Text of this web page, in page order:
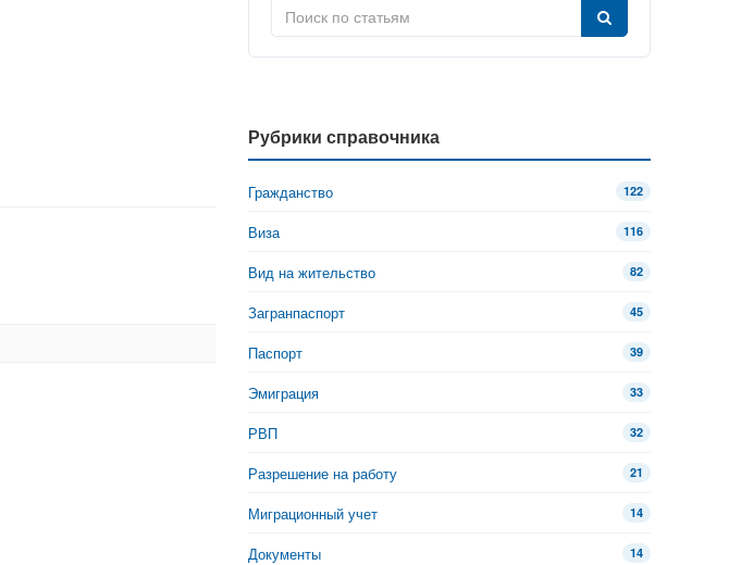
Рубрики справочника
Гражданство 122
Виза 116
Вид на жительство 82
Загранпаспорт 45
Паспорт 39
Эмиграция 33
РВП 32
Разрешение на работу 21
Миграционный учет 14
Документы 14